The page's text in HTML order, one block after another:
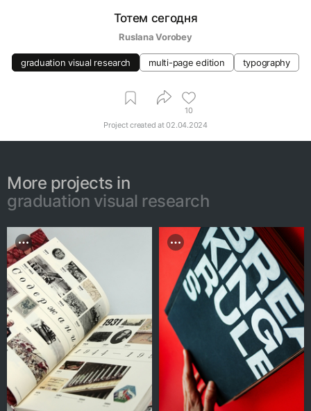
Тотем сегодня
Ruslana Vorobey
graduation visual research multi-page edition typography
10
Project created at02.04.2024
More projects in
graduation visual research